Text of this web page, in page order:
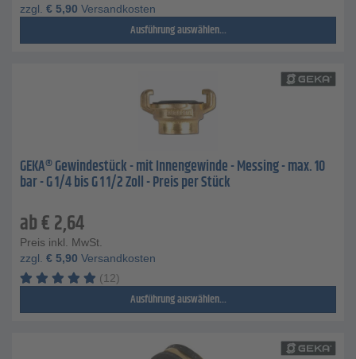
zzgl. € 5,90 Versandkosten
Ausführung auswählen...
GEKA® Gewindestück - mit Innengewinde - Messing - max. 10
bar - G 1/4 bis G 1 1/2 Zoll - Preis per Stück
ab€2,64
Preis inkl. MwSt.
zzgl. € 5,90 Versandkosten
(12)
Ausführung auswählen...